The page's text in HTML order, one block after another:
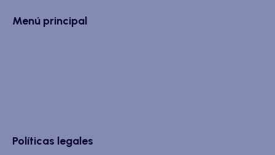
Menú principal
Políticas legales